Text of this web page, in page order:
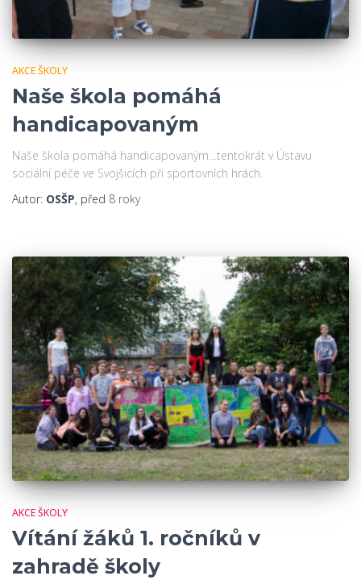
AKCE ŠKOLY
Naše škola pomáhá
handicapovaným
Naše škola pomáhá handicapovaným…tentokrát v Ústavu
sociální péče ve Svojšicích při sportovních hrách.
Autor: OSŠP, před 8 roky
AKCE ŠKOLY
Vítání žáků 1. ročníků v
zahradě školy